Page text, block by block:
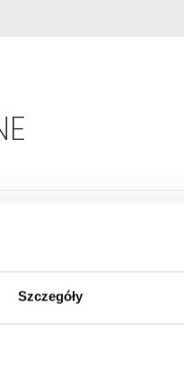
Szczegóły